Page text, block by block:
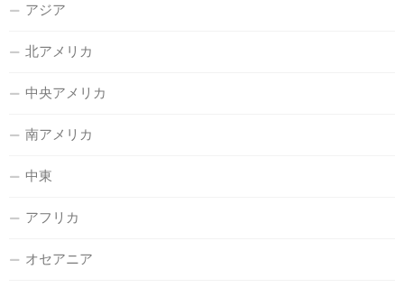
アジア
北アメリカ
中央アメリカ
南アメリカ
中東
アフリカ
オセアニア